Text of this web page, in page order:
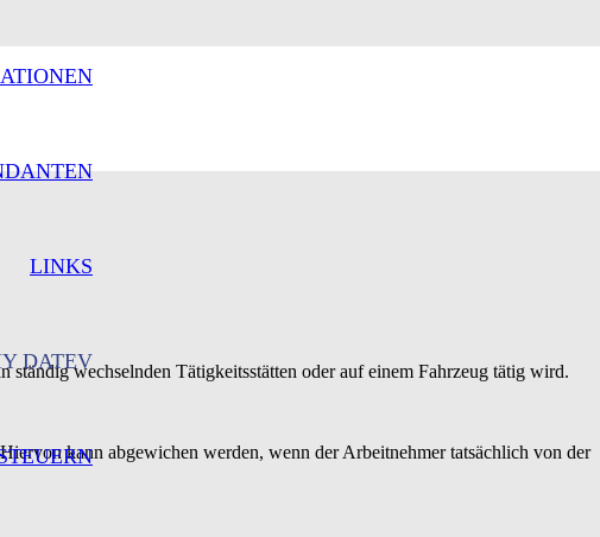
LINKS
DATEVwechselnden Tätigkeitsstätten oder auf einem Fahrzeug tätig wird.
kann abgewichen werden, wenn der Arbeitnehmer tatsächlich von der